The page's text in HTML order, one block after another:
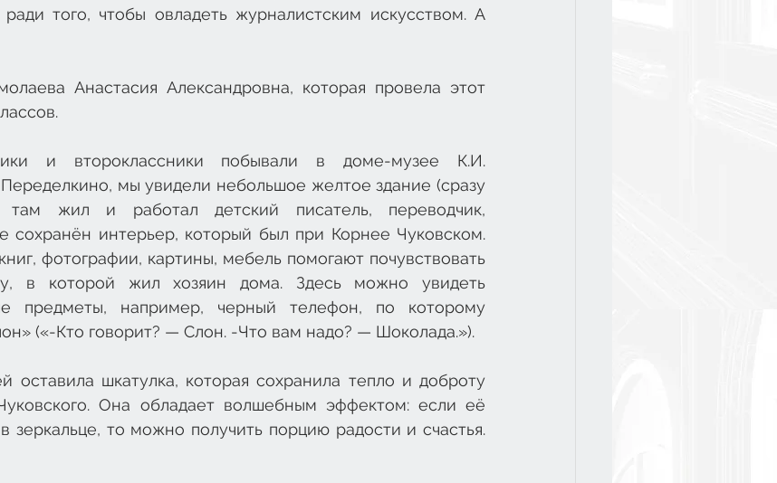
того, чтобы овладеть журналистским искусством. А
Анастасия Александровна, которая провела этот
и второклассники побывали в доме-музее К.И.
мы увидели небольшое желтое здание (сразу
жил и работал детский писатель, переводчик,
сохранён интерьер, который был при Корнее Чуковском.
фотографии, картины, мебель помогают почувствовать
в которой жил хозяин дома. Здесь можно увидеть
предметы, например, черный телефон, по которому
(«-Кто говорит? — Слон. -Что вам надо? — Шоколада.»).
оставила шкатулка, которая сохранила тепло и доброту
Она обладает волшебным эффектом: если её
зеркальце, то можно получить порцию радости и счастья.